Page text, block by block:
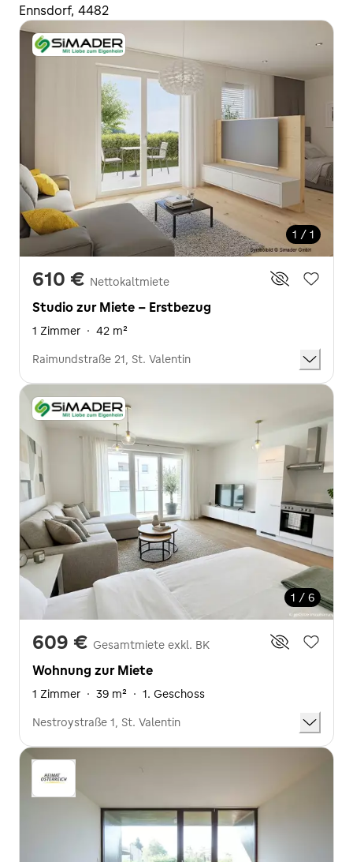
Ennsdorf, 4482
1 / 1
610 € Nettokaltmiete
Studio zur Miete - Erstbezug
1 Zimmer · 42 m²
Raimundstraße 21, St. Valentin
1 / 6
609 € Gesamtmiete exkl. BK
Wohnung zur Miete
1 Zimmer · 39 m² · 1. Geschoss
Nestroystraße 1, St. Valentin